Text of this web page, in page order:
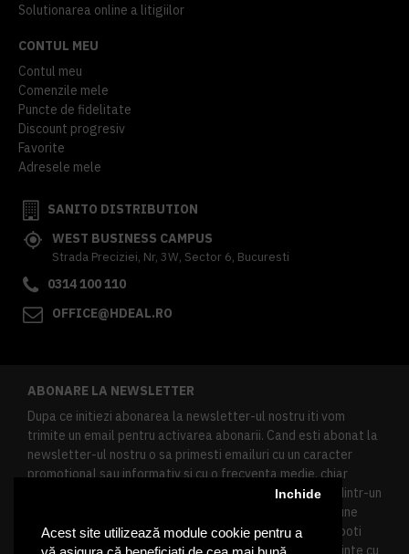
Acest site utilizează module cookie pentru a
Inchide
Solutionarea online a litigiilor
CONTUL MEU
Contul meu
Comenzile mele
Puncte de fidelitate
Discount progresiv
Favorite
Adresele mele
SANITO DISTRIBUTION
WEST BUSINESS CAMPUS
Strada Preciziei, Nr, 3W, Sector 6, Bucuresti
0314 100 110
OFFICE@HDEAL.RO
ABONARE LA NEWSLETTER
Dupa ce initiezi abonarea la newsletter-ul nostru iti vom
trimite un email pentru activarea abonarii. Cand esti abonat la
newsletter-ul nostru o sa primesti emailuri cu un caracter
promotional sau informativ si cu o frecventa medie, chiar
redusa. Daca doresti sa te dezabonezi poti urma linkul dintr-un
newsletter primit, daca esti client inregistrat ai o sectiune
speciala in contul tau in acest scop, si de asemenea ne poti
contacta oricand pe email pentru orice intrebari sau cerinte cu